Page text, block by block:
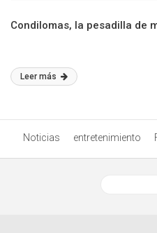
Condilomas, la pesadilla de
Leer más
Noticias entretenimiento